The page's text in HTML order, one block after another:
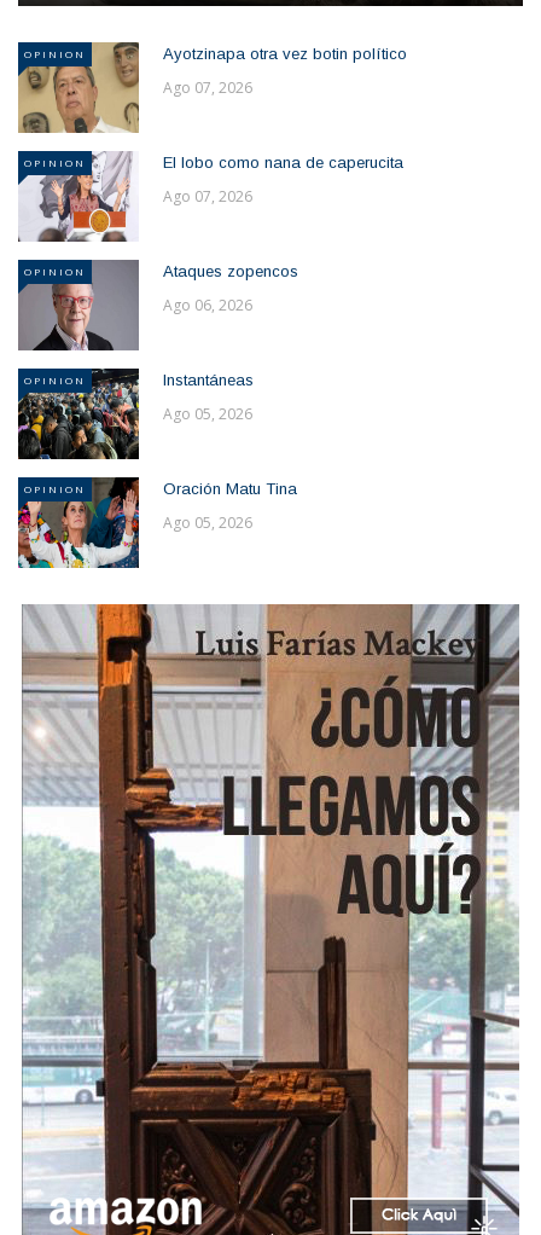
OPINION Ayotzinapa otra vez botin político
Ago 07, 2026
OPINION El lobo como nana de caperucita
Ago 07, 2026
OPINION Ataques zopencos
Ago 06, 2026
OPINION Instantáneas
Ago 05, 2026
OPINION Oración Matu Tina
Ago 05, 2026